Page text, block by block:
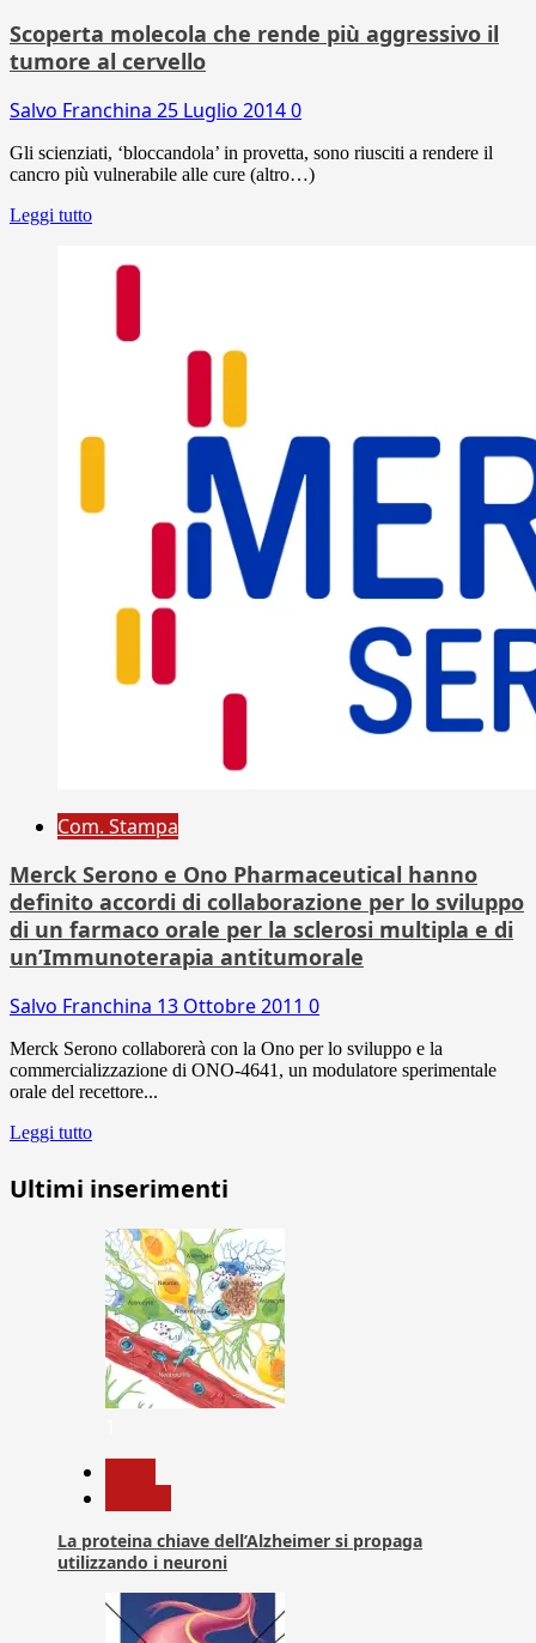
Scoperta molecola che rende più aggressivo il
tumore al cervello
Salvo Franchina 25 Luglio 20140
Gli scienziati, ‘bloccandola’ in provetta, sono riusciti a rendere il
cancro più vulnerabile alle cure (altro…)
Leggi tutto
Com. Stampa
Merck Serono e Ono Pharmaceutical hanno
definito accordi di collaborazione per lo sviluppo
di un farmaco orale per la sclerosi multipla e di
un’Immunoterapia antitumorale
Salvo Franchina 13 Ottobre 2011 0
Merck Serono collaborerà con la Ono per lo sviluppo e la
commercializzazione di ONO-4641, un modulatore sperimentale
orale del recettore...
Leggi tutto
Ultimi inserimenti
La proteina chiave dell’Alzheimer si propaga
utilizzando i neuroni